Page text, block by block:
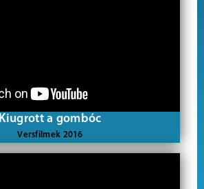
Kiugrott a gombóc
Versfilmek 2016